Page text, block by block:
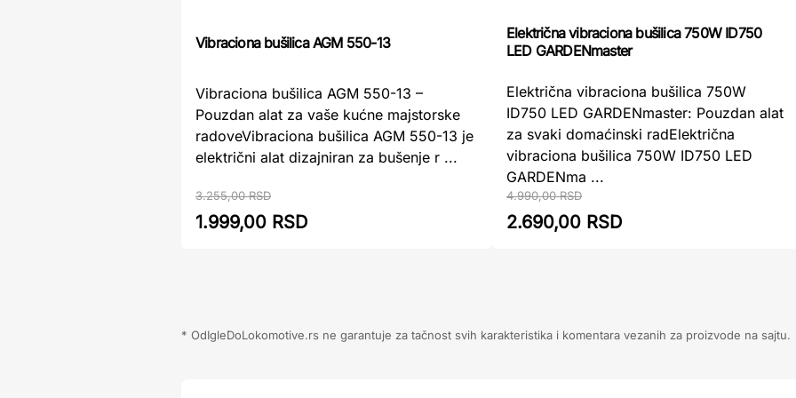
Vibraciona bušilica AGM 550-13
Vibraciona bušilica AGM 550-13 –
Pouzdan alat za vaše kućne majstorske
radoveVibraciona bušilica AGM 550-13 je
električni alat dizajniran za bušenje r ...
3.255,00 RSD
1.999,00 RSD
Električna vibraciona bušilica 750W ID750
LED GARDENmaster
Električna vibraciona bušilica 750W
ID750 LED GARDENmaster: Pouzdan alat
za svaki domaćinski radElektrična
vibraciona bušilica 750W ID750 LED
GARDENma ...
4.990,00 RSD
2.690,00 RSD
* OdIgleDoLokomotive.rs ne garantuje za tačnost svih karakteristika i komentara vezanih za proizvode na sajtu.